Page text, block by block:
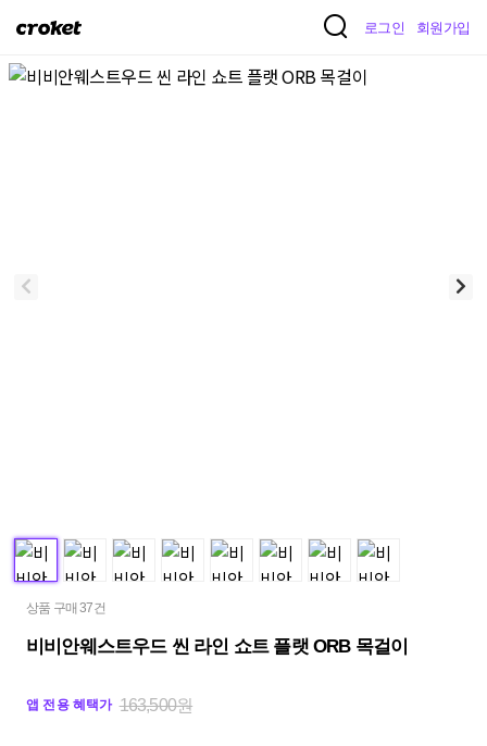
크
켓
로그인 회원가입
상품 구매 37건
비비안웨스트우드 씬 라인 쇼트 플랫 ORB 목걸이
앱 전용 혜택가 163,500원